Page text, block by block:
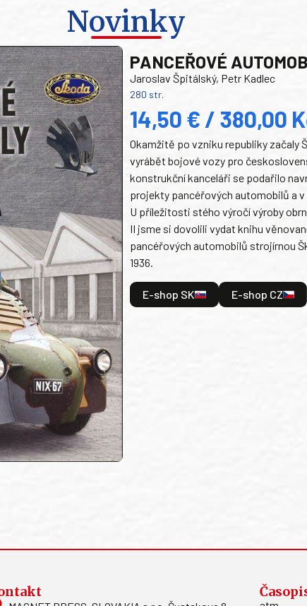
Novinky
PANCEŘOVÉ
Jaroslav Špitálský, Petr Kadlec
280 str.
14,50 € / 380,00
Okamžitě po vzniku republiky začaly
vyrábět bojové vozy pro
konstrukční kanceláři se podařilo
projekty pancéřových automobilů a
U příležitosti stého výročí výroby
II jsme si dovolili vydat knihu
pancéřových automobilů strojírnou
1936.
E-shop SK E-shop CZ